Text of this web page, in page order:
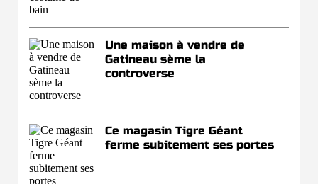
Une maison à vendre de
Gatineau sème la
controverse
Ce magasin Tigre Géant
ferme subitement ses portes